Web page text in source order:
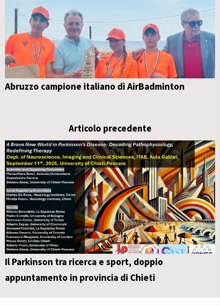
Abruzzo campione italiano di AirBadminton
Articolo precedente
Il Parkinson tra ricerca e sport, doppio
appuntamento in provincia di Chieti